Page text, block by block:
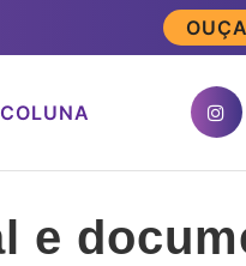
COLUNA
e